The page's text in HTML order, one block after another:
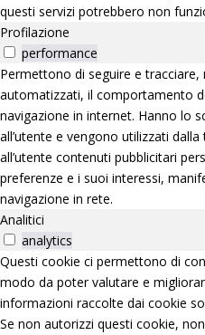
questi servizi potrebbero non
Profilazione
performance
Permettono di seguire e
automatizzati, il comportamento
navigazione in internet. Hanno lo
all’utente e vengono utilizzati
all’utente contenuti pubblicitari
preferenze e i suoi interessi,
navigazione in rete.
Analitici
analytics
Questi cookie ci permettono di
modo da poter valutare e
informazioni raccolte dai cookie
Se non autorizzi questi cookie,